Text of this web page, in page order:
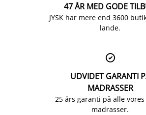
47 ÅR MED GODE
JYSK har mere end 3600
lande.

UDVIDET GARANTI
MADRASSER
25 års garanti på alle vores
madrasser.